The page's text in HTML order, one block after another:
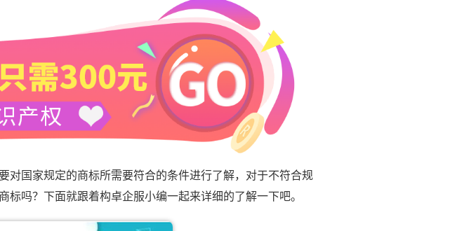
国家规定的商标所需要符合的条件进行了解，对于不符合规
吗？下面就跟着构卓企服小编一起来详细的了解一下吧。